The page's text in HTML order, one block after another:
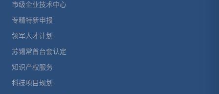
市级企业技术中心
专精特新申报
领军人才计划
苏锡常首台套认定
知识产权服务
科技项目规划